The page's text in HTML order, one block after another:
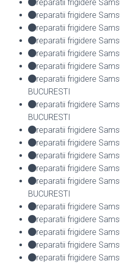
reparatii frigidere
reparatii frigidere
reparatii frigidere
reparatii frigidere
reparatii frigidere
reparatii frigidere
reparatii frigidere
BUCURESTI
reparatii frigidere
BUCURESTI
reparatii frigidere
reparatii frigidere
reparatii frigidere
reparatii frigidere
reparatii frigidere
BUCURESTI
reparatii frigidere
reparatii frigidere
reparatii frigidere
reparatii frigidere
reparatii frigidere